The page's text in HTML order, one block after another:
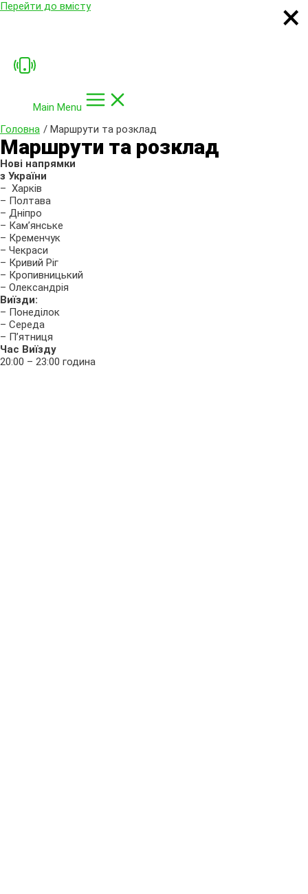
Перейти до вмісту
Main Menu
Головна
Маршрути та розклад
Маршрути та розклад
Нові напрямки
з України
– Харків
– Полтава
– Дніпро
– Кам’янське
– Кременчук
– Чекраси
– Кривий Ріг
– Кропивницький
– Олександрія
Виїзди:
– Понеділок
– Середа
– П’ятниця
Час Виїзду
20:00 – 23:00 година
×
×
×
×